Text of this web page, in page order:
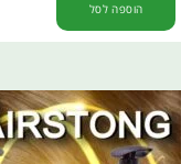
הוספה לסל